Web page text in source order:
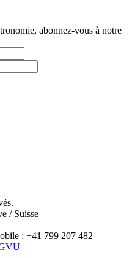
abonnez-vous à notre
X
/ Suisse
: +41 799 207 482